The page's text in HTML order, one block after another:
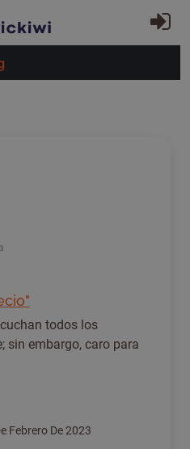
todos los
sin embargo, caro para
Febrero De 2023